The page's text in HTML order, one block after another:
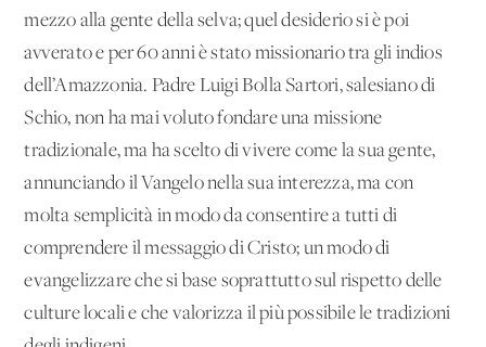
mezzo alla gente della selva; quel desiderio si è poi
avverato e per 60 anni è stato missionario tra gli indios
dell’Amazzonia. Padre Luigi Bolla Sartori, salesiano di
Schio, non ha mai voluto fondare una missione
tradizionale, ma ha scelto di vivere come la sua gente,
annunciando il Vangelo nella sua interezza, ma con
molta semplicità in modo da consentire a tutti di
comprendere il messaggio di Cristo; un modo di
evangelizzare che si base soprattutto sul rispetto delle
culture locali e che valorizza il più possibile le tradizioni